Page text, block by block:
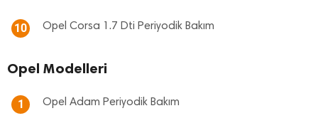
10 Opel Corsa 1.7 Dti Periyodik Bakım
Opel Modelleri
1 Opel Adam Periyodik Bakım